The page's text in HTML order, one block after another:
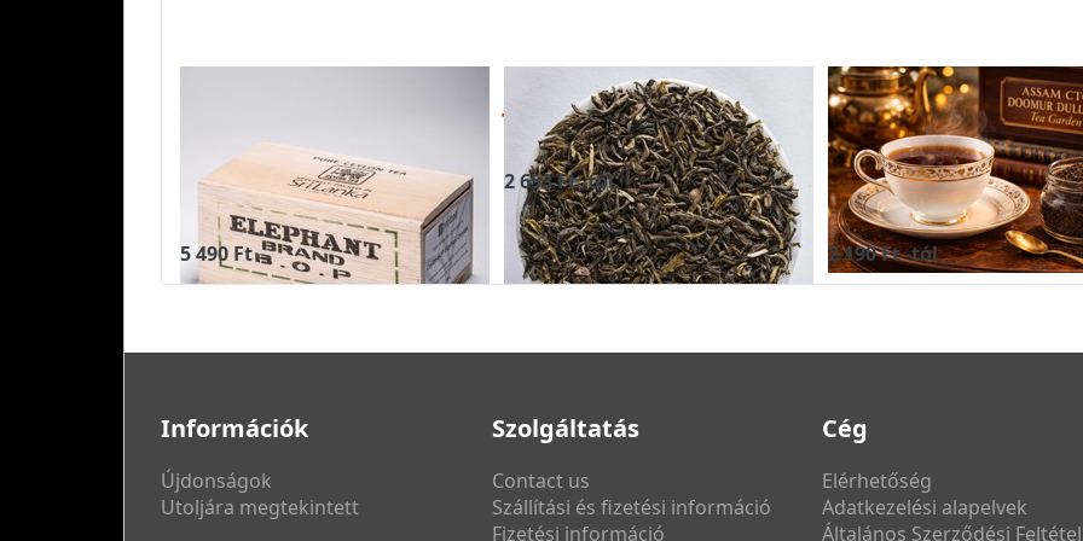
ELEPHANT 250g, fa-
ládában - fekete
tea
5 490 Ft
JÁZMIN MAO FENG
BIO - zöld tea
2 653 Ft -tól
Assam CTC
DOOMUR
DULLUNG Tea
Garden - fekete
2 190 Ft -tól
Információk
Újdonságok
Utoljára megtekintett
Szolgáltatás
Contact us
Szállítási és fizetési információ
Fizetési információ
Cég
Elérhetőség
Adatkezelési alapelvek
Általános Szerződési